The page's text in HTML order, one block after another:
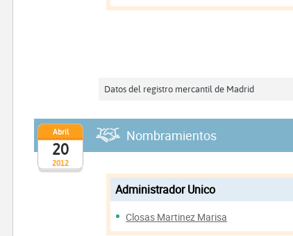
Datos del registro mercantil de Madrid
2012
Abril
20
Nombramientos
Administrador Unico
Closas Martinez Marisa